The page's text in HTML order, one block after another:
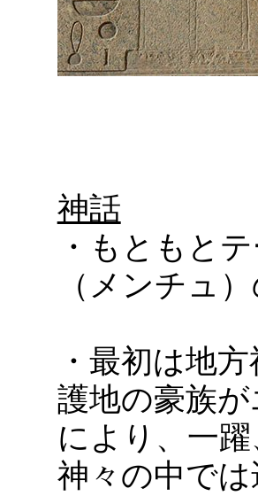
神話
・もともと
（メンチュ
・最初は地
護地の豪族
により、一
神々の中で